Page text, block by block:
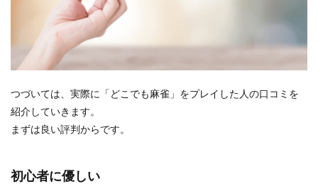
つづいては、実際に「どこでも麻雀」をプレイした人の口コミを
紹介していきます。
まずは良い評判からです。
初心者に優しい